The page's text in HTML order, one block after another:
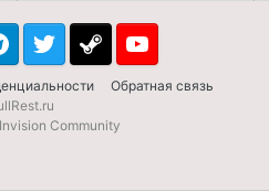
Обратная связь
Twitter Steam Youtube
Community